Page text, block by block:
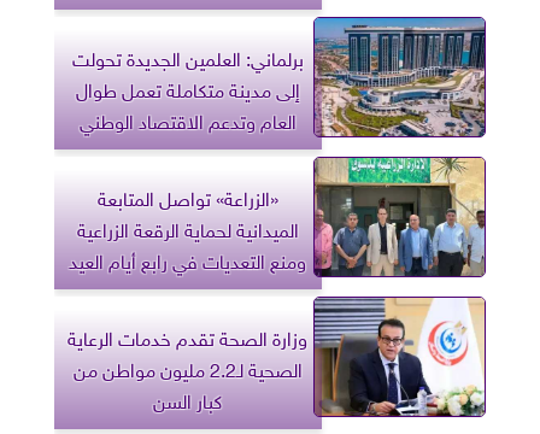
برلماني: العلمين الجديدة تحولت
إلى مدينة متكاملة تعمل طوال
العام وتدعم الاقتصاد الوطني
«الزراعة» تواصل المتابعة
الميدانية لحماية الرقعة الزراعية
ومنع التعديات في رابع أيام العيد
وزارة الصحة تقدم خدمات الرعاية
الصحية لـ2.2 مليون مواطن من
كبار السن